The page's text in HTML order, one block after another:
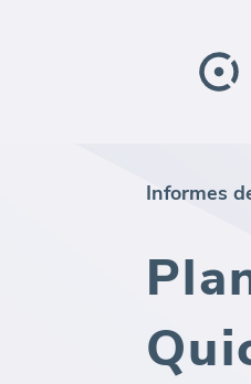
Informes